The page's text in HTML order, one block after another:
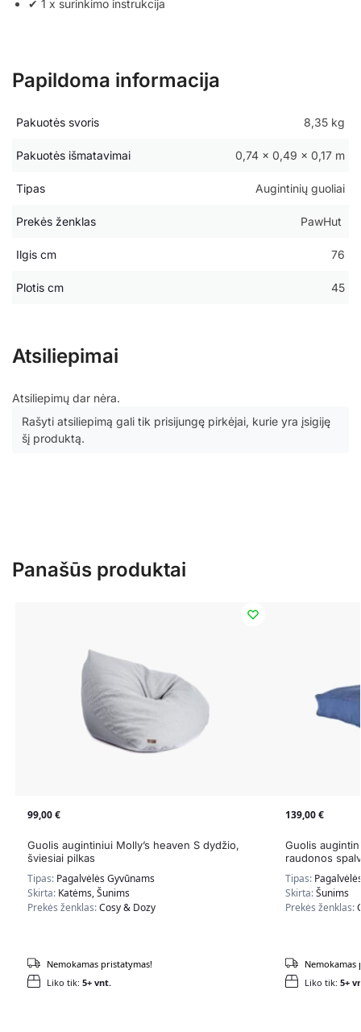
✔ 1 x surinkimo instrukcija
Papildoma informacija
Pakuotės svoris 8,35 kg
Pakuotės išmatavimai 0,74 × 0,49 × 0,17 m
Tipas Augintinių guoliai
Prekės ženklas PawHut
Ilgis cm 76
Plotis cm 45
Atsiliepimai
Atsiliepimų dar nėra.
Rašyti atsiliepimą gali tik prisijungę pirkėjai, kurie yra įsigiję
šį produktą.
Panašūs produktai
99,00€
Guolis augintiniui Molly’s heaven S dydžio,
šviesiai pilkas
Tipas: Pagalvėlės Gyvūnams
Skirta: Katėms, Šunims
Prekės ženklas:Cosy & Dozy
Liko tik: 5+ vnt.
Nemokamas pristatymas!
139,00€
Guolis
raudonos
Tipas:
Skirta:Šunims
Prekės ženklas:
Liko tik: 5+
Nemokamas